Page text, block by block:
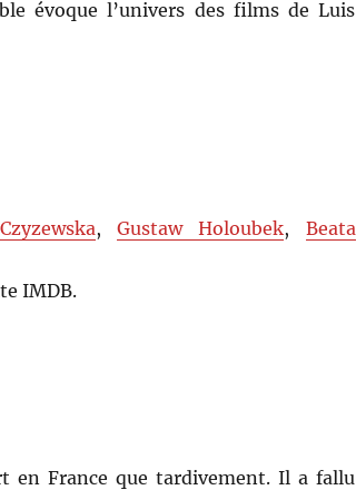
évoque l’univers des films de Luis
,Gustaw Holoubek, Beata
IMDB.
en France que tardivement. Il a fallu